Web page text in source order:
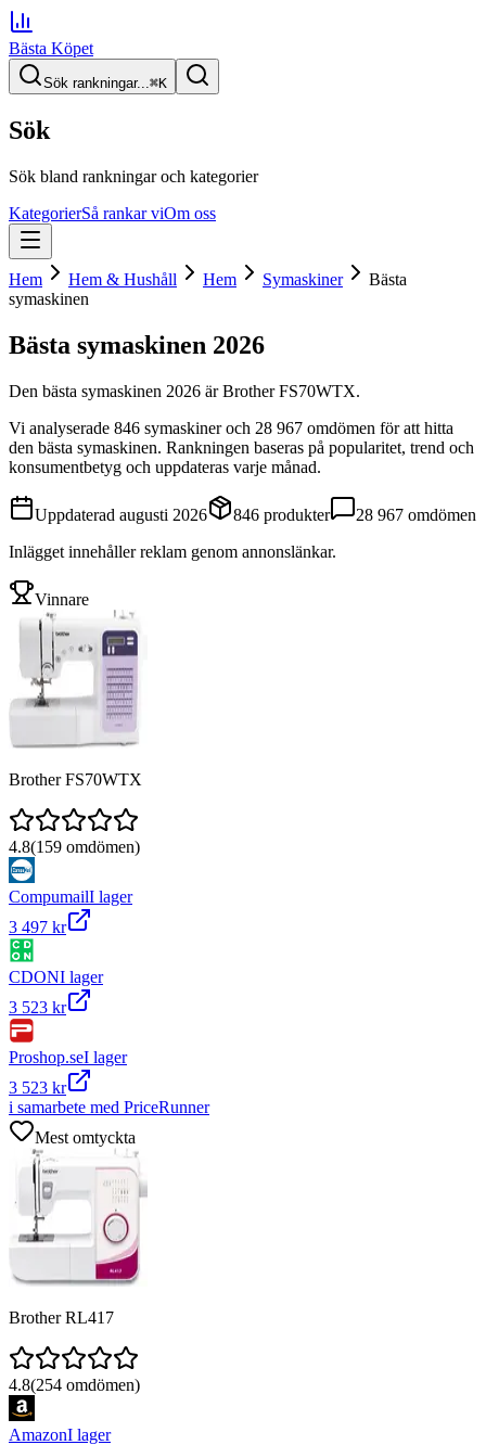
Bästa Köpet
Sök rankningar...⌘K
Sök
Sök bland rankningar och kategorier
KategorierSå rankar viOm oss
Hem Hem & Hushåll Hem Symaskiner
Bästa
symaskinen
Bästa symaskinen 2026
Den bästa symaskinen 2026 ärBrother FS70WTX.
Vi analyserade 846 symaskineroch 28 967 omdömen för att hitta
den bästa symaskinen. Rankningen baseras på popularitet, trend och
konsumentbetyg och uppdateras varje månad.
Uppdaterad augusti 2026 846 produkter 28 967 omdömen
Inlägget innehåller reklam genom annonslänkar.
Vinnare
Brother FS70WTX
4.8(159 omdömen)
CompumailI lager
3 497 kr
CDONI lager
3 523 kr
Proshop.seI lager
3 523 kr
i samarbete med PriceRunner
Mest omtyckta
Brother RL417
4.8(254 omdömen)
AmazonI lager